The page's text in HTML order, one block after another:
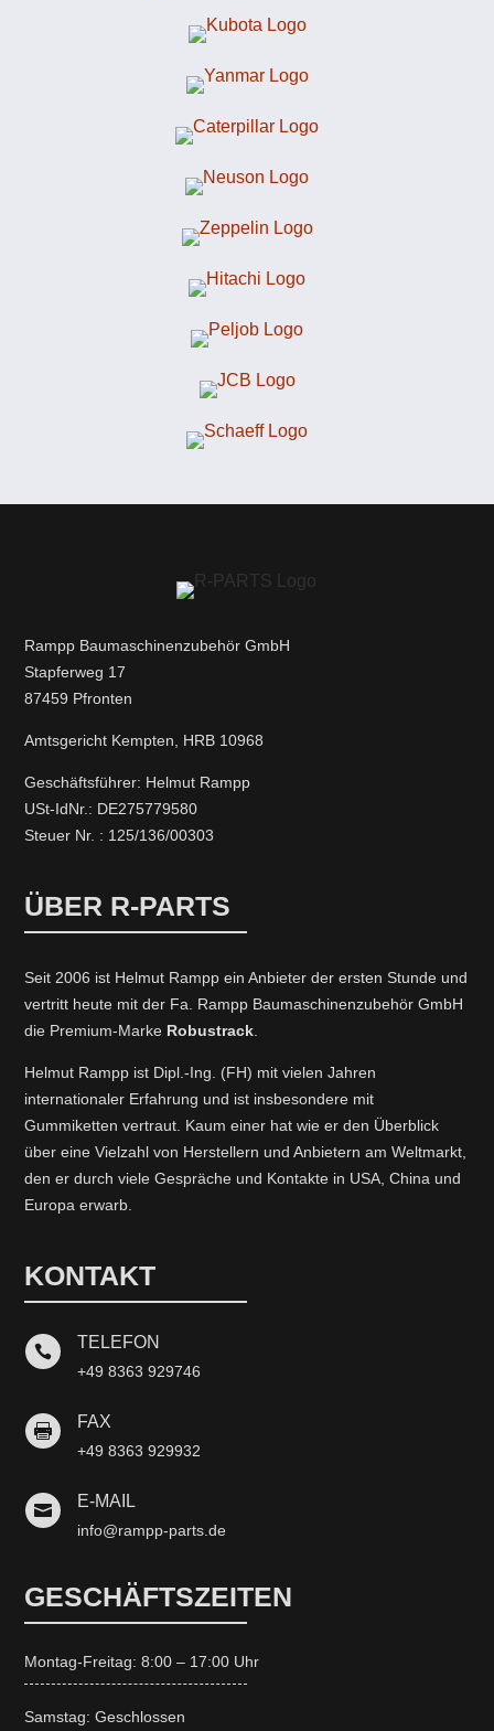
Rampp Baumaschinenzubehör GmbH
Stapferweg 17
87459 Pfronten
Amtsgericht Kempten, HRB 10968
Geschäftsführer: Helmut Rampp
USt-IdNr.: DE275779580
Steuer Nr. : 125/136/00303
ÜBER R-PARTS
Seit 2006 ist Helmut Rampp ein An­bieter der ersten Stunde und
vertritt heute mit der Fa. Rampp Baumaschinenzubehör GmbH
die Premium-Marke Robustrack
Helmut Rampp ist Dipl.-Ing. (FH) mit vielen Jahren
internationaler Erfahrung und ist insbesondere mit
Gummiketten vertraut. Kaum einer hat wie er den Überblick
über eine Vielzahl von Herstellern und Anbietern am Weltmarkt,
den er durch viele Gespräche und Kontakte in USA, China und
Europa erwarb.
KONTAKT
 TELEFON
+49 8363 929746
 FAX
+49 8363 929932
 E-MAIL
info@rampp-parts.de
GESCHÄFTSZEITEN
Montag-Freitag: 8:00 – 17:00 Uhr
Samstag: Geschlossen